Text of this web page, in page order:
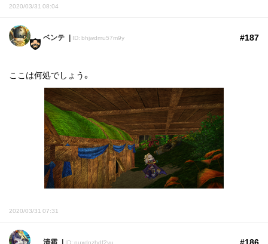
2020/03/31 08:04
ベンテ ID: bhjwdmu57m9y #187
ここは何処でしょう。
2020/03/31 07:31
清霜 ID: nuxdnzhdf2yu #186